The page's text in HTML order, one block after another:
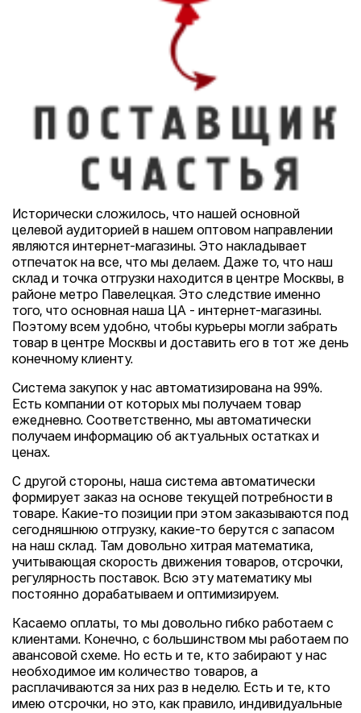
Исторически сложилось, что нашей основной
целевой аудиторией в нашем оптовом направлении
являются интернет-магазины. Это накладывает
отпечаток на все, что мы делаем. Даже то, что наш
склад и точка отгрузки находится в центре Москвы, в
районе метро Павелецкая. Это следствие именно
того, что основная наша ЦА - интернет-магазины.
Поэтому всем удобно, чтобы курьеры могли забрать
товар в центре Москвы и доставить его в тот же день
конечному клиенту.
Система закупок у нас автоматизирована на 99%.
Есть компании от которых мы получаем товар
ежедневно. Соответственно, мы автоматически
получаем информацию об актуальных остатках и
ценах.
С другой стороны, наша система автоматически
формирует заказ на основе текущей потребности в
товаре. Какие-то позиции при этом заказываются под
сегодняшнюю отгрузку, какие-то берутся с запасом
на наш склад. Там довольно хитрая математика,
учитывающая скорость движения товаров, отсрочки,
регулярность поставок. Всю эту математику мы
постоянно дорабатываем и оптимизируем.
Касаемо оплаты, то мы довольно гибко работаем с
клиентами. Конечно, с большинством мы работаем по
авансовой схеме. Но есть и те, кто забирают у нас
необходимое им количество товаров, а
расплачиваются за них раз в неделю. Есть и те, кто
имею отсрочки, но это, как правило, индивидуальные